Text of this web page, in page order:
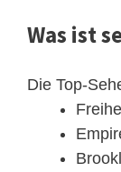
Was ist
Die Top-